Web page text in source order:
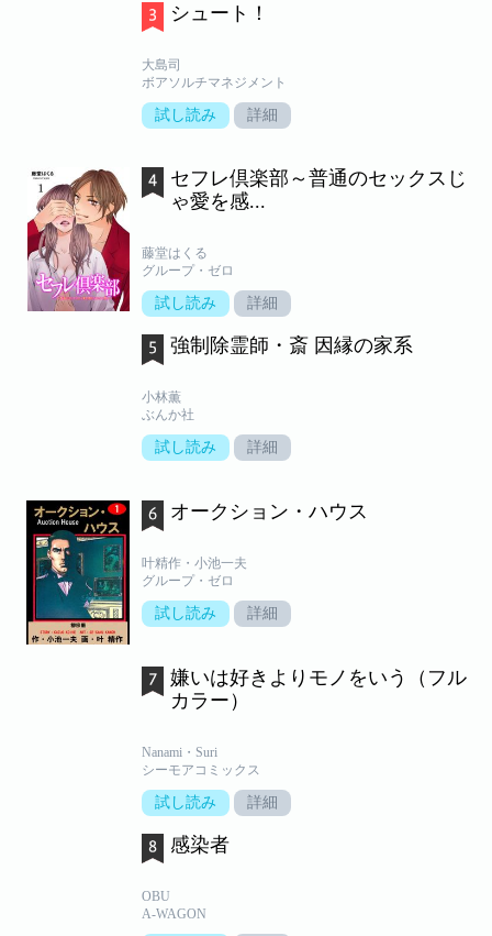
シュート！
大島司
ボアソルチマネジメント
試し読み 詳細
セフレ倶楽部～普通のセックスじ
ゃ愛を感...
藤堂はくる
グループ・ゼロ
試し読み 詳細
強制除霊師・斎 因縁の家系
小林薫
ぶんか社
試し読み 詳細
オークション・ハウス
叶精作・小池一夫
グループ・ゼロ
試し読み 詳細
嫌いは好きよりモノをいう（フル
カラー）
Nanami・Suri
シーモアコミックス
試し読み 詳細
感染者
OBU
A-WAGON